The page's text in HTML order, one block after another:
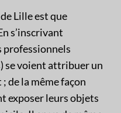
Lille est que
s’inscrivant
professionnels
se voient attribuer un
de la même façon
exposer leurs objets